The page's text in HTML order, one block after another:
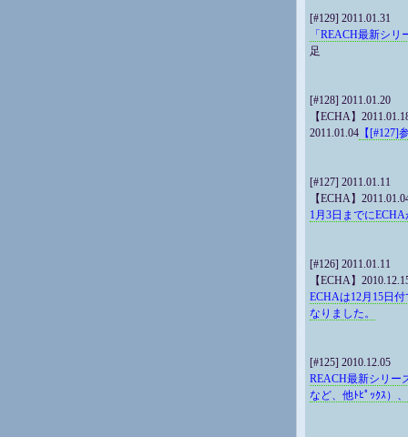
[#129] 2011.01.31
「REACH最新シ
足
[#128] 2011.01.20
【ECHA】
2011.01.04 【[#127]
[#127] 2011.01.11
【ECHA】
1月3日までに
[#126] 2011.01.11
【ECHA】
ECHAは12月15日
なりました。
[#125] 2010.12.05
REACH最新シリー
など、他ﾄﾋﾟｯｸｽ）